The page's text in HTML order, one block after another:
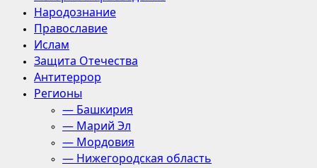
Народознание
Православие
Ислам
Защита Отечества
Антитеррор
Регионы
— Башкирия
— Марий Эл
— Мордовия
— Нижегородская область